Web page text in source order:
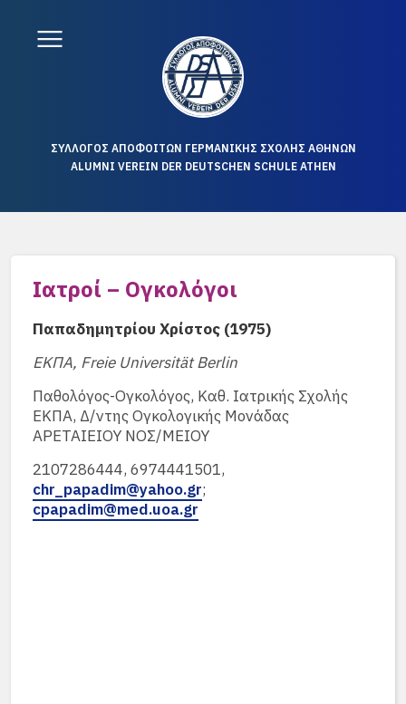
ΣΥΛΛΟΓΟΣ ΑΠΟΦΟΙΤΩΝ ΓΕΡΜΑΝΙΚΗΣ ΣΧΟΛΗΣ ΑΘΗΝΩΝ
ALUMNI VEREIN DER DEUTSCHEN SCHULE ATHEN
Ιατροί – Ογκολόγοι
Παπαδημητρίου Χρίστος (1975)
ΕΚΠΑ, Freie Universität Berlin
Παθολόγος-Ογκολόγος, Καθ. Ιατρικής Σχολής
ΕΚΠΑ, Δ/ντης Ογκολογικής Μονάδας
ΑΡΕΤΑΙΕΙΟΥ ΝΟΣ/ΜΕΙΟΥ
2107286444, 6974441501,
chr_papadim@yahoo.gr;
cpapadim@med.uoa.gr